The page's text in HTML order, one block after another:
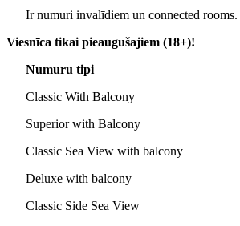
Ir numuri invalīdiem un connected rooms.
Viesnīca tikai pieaugušajiem (18+)!
Numuru tipi
Classic With Balcony
Superior with Balcony
Classic Sea View with balcony
Deluxe with balcony
Classic Side Sea View